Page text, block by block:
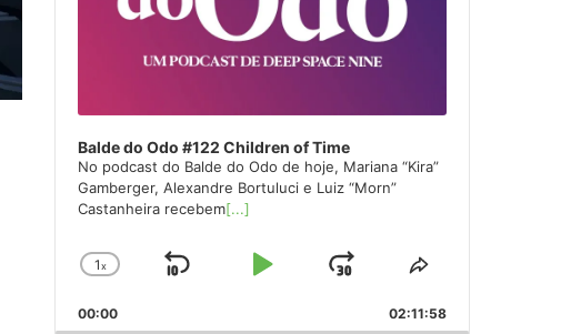
Balde do Odo #122 Children of Time
No podcast do Balde do Odo de hoje, Mariana “Kira”
Gamberger, Alexandre Bortuluci e Luiz “Morn”
Castanheira recebem[...]
Change
Rate
1x
Skip
Play
Jump
Forward
Share
Episode
00:00 02:11:58